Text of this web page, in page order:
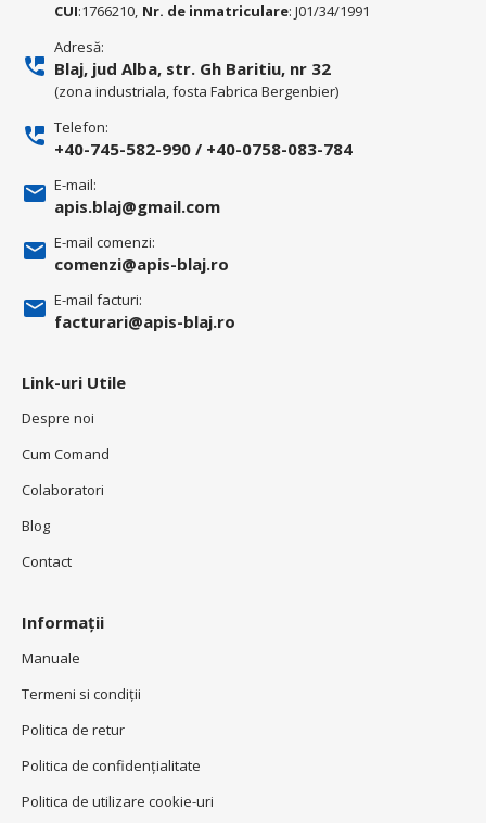
CUI:1766210, Nr. de inmatriculare: J01/34/1991
Adresă:
Blaj, jud Alba, str. Gh Baritiu, nr 32
(zona industriala, fosta Fabrica Bergenbier)
Telefon:
+40-745-582-990 / +40-0758-083-784
E-mail:
apis.blaj@gmail.com
E-mail comenzi:
comenzi@apis-blaj.ro
E-mail facturi:
facturari@apis-blaj.ro
Link-uri Utile
Despre noi
Cum Comand
Colaboratori
Blog
Contact
Informații
Manuale
Termeni si condiţii
Politica de retur
Politica de confidenţialitate
Politica de utilizare cookie-uri